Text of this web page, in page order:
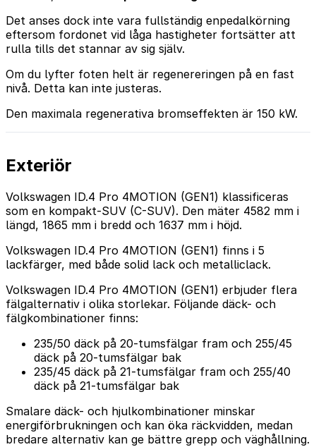
Det anses dock inte vara fullständig enpedalkörning
eftersom fordonet vid låga hastigheter fortsätter att
rulla tills det stannar av sig själv.
Om du lyfter foten helt är regenereringen på en fast
nivå. Detta kan inte justeras.
Den maximala regenerativa bromseffekten är 150 kW.
Exteriör
Volkswagen ID.4 Pro 4MOTION (GEN1) klassificeras
som en kompakt-SUV (C-SUV). Den mäter 4582 mm i
längd, 1865 mm i bredd och 1637 mm i höjd.
Volkswagen ID.4 Pro 4MOTION (GEN1) finns i 5
lackfärger, med både solid lack och metalliclack.
Volkswagen ID.4 Pro 4MOTION (GEN1) erbjuder flera
fälgalternativ i olika storlekar. Följande däck- och
fälgkombinationer finns:
235/50 däck på 20-tumsfälgar fram och 255/45
däck på 20-tumsfälgar bak
235/45 däck på 21-tumsfälgar fram och 255/40
däck på 21-tumsfälgar bak
Smalare däck- och hjulkombinationer minskar
energiförbrukningen och kan öka räckvidden, medan
bredare alternativ kan ge bättre grepp och väghållning.